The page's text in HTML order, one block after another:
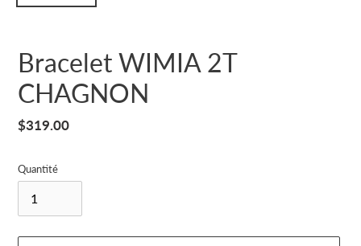
Bracelet WIMIA 2T
CHAGNON
Prix
$319.00
Quantité